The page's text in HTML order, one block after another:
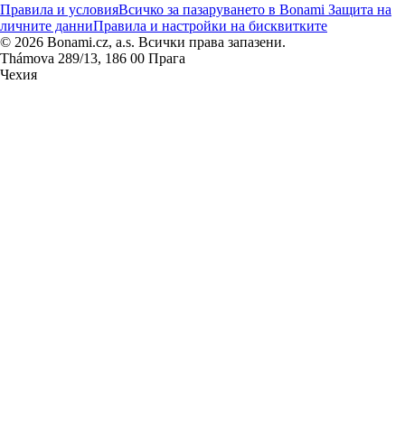
Правила и условияВсичко за пазаруването в Bonami Защита на
личните данниПравила и настройки на бисквитките
© 2026 Bonami.cz, a.s. Всички права запазени.
Thámova 289/13, 186 00 Прага
Чехия